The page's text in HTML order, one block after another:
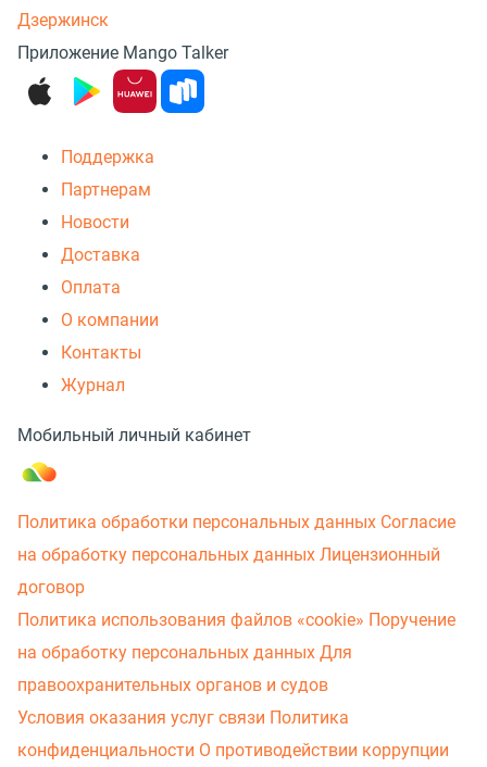
Дзержинск
Приложение Mango Talker
Поддержка
Партнерам
Новости
Доставка
Оплата
О компании
Контакты
Журнал
Мобильный личный кабинет
Политика обработки персональных данных Согласие
на обработку персональных данных Лицензионный
договор
Политика использования файлов «cookie» Поручение
на обработку персональных данных Для
правоохранительных органов и судов
Условия оказания услуг связи Политика
конфиденциальности О противодействии коррупции